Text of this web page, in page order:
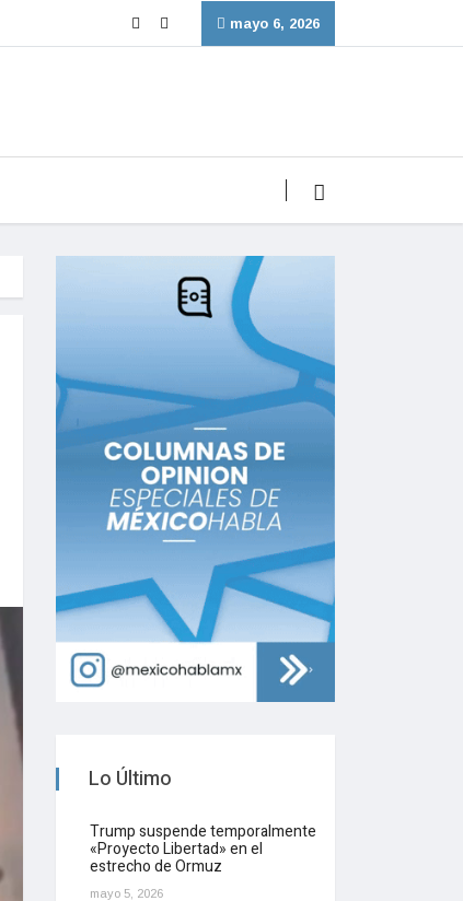
mayo 6, 2026
Lo Último
Trump suspende temporalmente
«Proyecto Libertad» en el
estrecho de Ormuz
mayo 5, 2026